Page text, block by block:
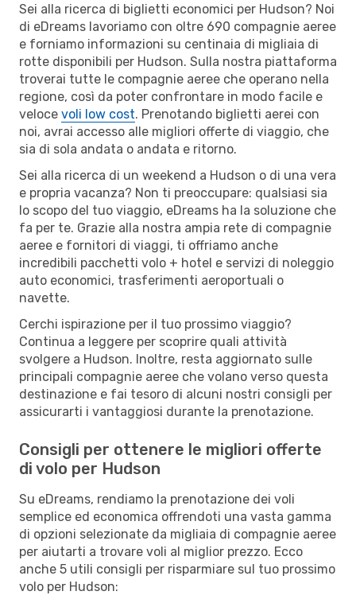
Sei alla ricerca di biglietti economici per Hudson? Noi
di eDreams lavoriamo con oltre 690 compagnie aeree
e forniamo informazioni su centinaia di migliaia di
rotte disponibili per Hudson. Sulla nostra piattaforma
troverai tutte le compagnie aeree che operano nella
regione, così da poter confrontare in modo facile e
veloce voli low cost. Prenotando biglietti aerei con
noi, avrai accesso alle migliori offerte di viaggio, che
sia di sola andata o andata e ritorno.
Sei alla ricerca di un weekend a Hudson o di una vera
e propria vacanza? Non ti preoccupare: qualsiasi sia
lo scopo del tuo viaggio, eDreams ha la soluzione che
fa per te. Grazie alla nostra ampia rete di compagnie
aeree e fornitori di viaggi, ti offriamo anche
incredibili pacchetti volo + hotel e servizi di noleggio
auto economici, trasferimenti aeroportuali o
navette.
Cerchi ispirazione per il tuo prossimo viaggio?
Continua a leggere per scoprire quali attività
svolgere a Hudson. Inoltre, resta aggiornato sulle
principali compagnie aeree che volano verso questa
destinazione e fai tesoro di alcuni nostri consigli per
assicurarti i vantaggiosi durante la prenotazione.
Consigli per ottenere le migliori offerte
di volo per Hudson
Su eDreams, rendiamo la prenotazione dei voli
semplice ed economica offrendoti una vasta gamma
di opzioni selezionate da migliaia di compagnie aeree
per aiutarti a trovare voli al miglior prezzo. Ecco
anche 5 utili consigli per risparmiare sul tuo prossimo
volo per Hudson: